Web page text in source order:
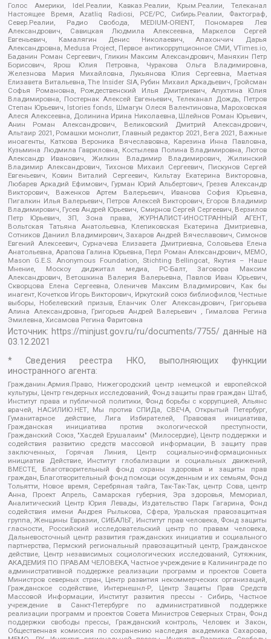
Голос Америки, Idel.Реалии, Кавказ.Реалии, Крым.Реалии, Телеканал
Настоящее Время, Azatliq Radiosi, PCE/PC, Сибирь.Реалии, Фактограф,
Север.Реалии, Радио Свобода, MEDIUM-ORIENT, Пономарев Лев
Александрович, Савицкая Людмила Алексеевна, Маркелов Сергей
Евгеньевич, Камалягин Денис Николаевич, Апахончич Дарья
Александровна, Medusa Project, Первое антикоррупционное СМИ, VTimes.io,
Баданин Роман Сергеевич, Гликин Максим Александрович, Маняхин Петр
Борисович, Ярош Юлия Петровна, Чуракова Ольга Владимировна,
Железнова Мария Михайловна, Лукьянова Юлия Сергеевна, Маетная
Елизавета Витальевна, The Insider SIA, Рубин Михаил Аркадьевич, Гройсман
Софья Романовна, Рождественский Илья Дмитриевич, Апухтина Юлия
Владимировна, Постернак Алексей Евгеньевич, Телеканал Дождь, Петров
Степан Юрьевич, Istories fonds, Шмагун Олеся Валентиновна, Мароховская
Алеся Алексеевна, Долинина Ирина Николаевна, Шлейнов Роман Юрьевич,
Анин Роман Александрович, Великовский Дмитрий Александрович,
Альтаир 2021, Ромашки монолит, Главный редактор 2021, Вега 2021, Важные
иноагенты, Каткова Вероника Вячеславовна, Карезина Инна Павловна,
Кузьмина Людмила Гавриловна, Костылева Полина Владимировна, Лютов
Александр Иванович, Жилкин Владимир Владимирович, Жилинский
Владимир Александрович, Тихонов Михаил Сергеевич, Пискунов Сергей
Евгеньевич, Ковин Виталий Сергеевич, Кильтау Екатерина Викторовна,
Любарев Аркадий Ефимович, Гурман Юрий Альбертович, Грезев Александр
Викторович, Важенков Артем Валерьевич, Иванова София Юрьевна,
Пигалкин Илья Валерьевич, Петров Алексей Викторович, Егоров Владимир
Владимирович, Гусев Андрей Юрьевич, Смирнов Сергей Сергеевич, Верзилов
Петр Юрьевич, ЗП, Зона права, ЖУРНАЛИСТ-ИНОСТРАННЫЙ АГЕНТ,
Вольтская Татьяна Анатольевна, Клепиковская Екатерина Дмитриевна,
Сотников Даниил Владимирович, Захаров Андрей Вячеславович, Симонов
Евгений Алексеевич, Сурначева Елизавета Дмитриевна, Соловьева Елена
Анатольевна, Арапова Галина Юрьевна, Перл Роман Александрович, МЕМО,
Mason G.E.S. Anonymous Foundation, Stichting Bellingcat, Якутия – Наше
Мнение, Москоу диджитал медиа, РС-Балт, Заговора Максим
Александрович, Ветошкина Валерия Валерьевна, Павлов Иван Юрьевич,
Скворцова Елена Сергеевна, Оленичев Максим Владимирович, Как бы
инагент, Кочетков Игорь Викторович, Иркутский союз библиофилов, Честные
выборы, Нобелевский призыв, Еланчик Олег Александрович, Григорьева
Алина Александровна, Григорьев Андрей Валерьевич , Гималова Регина
Эмилевна, Хисамова Регина Фаритовна
Источник: https://minjust.gov.ru/ru/documents/7755/ данные на
03.12.2021
* Сведения реестра НКО, выполняющих функции
иностранного агента:
Гражданин.Армия.Право, Нижегородский центр немецкой и европейской
культуры, Центр гендерных исследований, Фонд защиты прав граждан Штаб,
Институт права и публичной политики, Фонд борьбы с коррупцией, Альянс
врачей, НАСИЛИЮ.НЕТ, Мы против СПИДа, СВЕЧА, Открытый Петербург,
Гуманитарное действие, Лига Избирателей, Правовая инициатива,
Гражданская инициатива против экологической преступности,
Гражданский Союз, "Хасдей Ерушалаим" (Милосердие), Центр поддержки и
содействия развитию средств массовой информации, В защиту прав
заключенных, Горячая Линия, Центр социально-информационных
инициатив Действие, Институт глобализации и социальных движений,
ВМЕСТЕ, Благотворительный фонд охраны здоровья и защиты прав
граждан, Благотворительный фонд помощи осужденным и их семьям, Фонд
Тольятти, Новое время, Серебряная тайга, Так-Так-Так, центр Сова, центр
Анна, Проект Апрель, Самарская губерния, Эра здоровья, Мемориал,
Аналитический Центр Юрия Левады, Издательство Парк Гагарина, Фонд
содействия имени Андрея Рылькова, Сфера, Уральская правозащитная
группа, Женщины Евразии, СИБАЛЬТ, Институт прав человека, Фонд защиты
гласности, Российский исследовательский центр по правам человека,
Дальневосточный центр развития гражданских инициатив и социального
партнерства, Пермский региональный правозащитный центр, Гражданское
действие, Центр независимых социологических исследований, Сутяжник,
АКАДЕМИЯ ПО ПРАВАМ ЧЕЛОВЕКА, Частное учреждение в Калининграде по
административной поддержке реализации программ и проектов Совета
Министров северных стран, Центр развития некоммерческих организаций,
Гражданское содействие, Интернешнл-Р, Центр Защиты Прав Средств
Массовой Информации, Институт развития прессы - Сибирь, Частное
учреждение в Санкт-Петербурге по административной поддержке
реализации программ и проектов Совета Министров Северных Стран, Фонд
поддержки свободы прессы, Гражданский контроль, Человек и Закон,
Общественная комиссия по сохранению наследия академика Сахарова,